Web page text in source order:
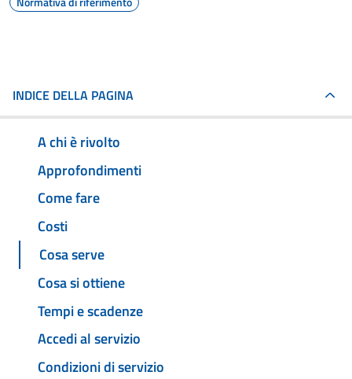
INDICE DELLA PAGINA
A chi è rivolto
Approfondimenti
Come fare
Costi
Cosa serve
Cosa si ottiene
Tempi e scadenze
Accedi al servizio
Condizioni di servizio